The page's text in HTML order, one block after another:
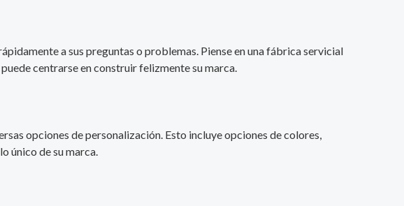
a sus preguntas o problemas. Piense en una fábrica servicial
centrarse en construir felizmente su marca.
opciones de personalización. Esto incluye opciones de colores,
único de su marca.